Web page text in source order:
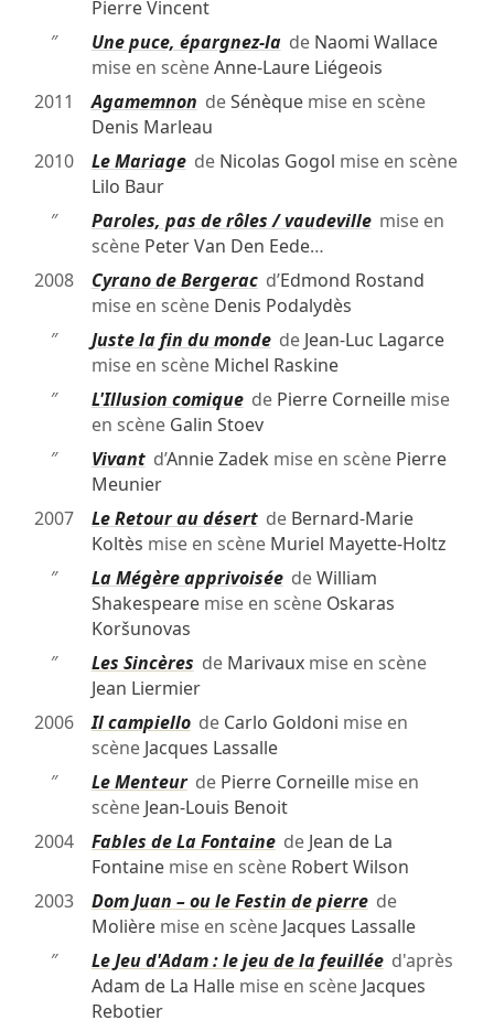
Pierre Vincent
″
Une puce, épargnez-lade Naomi Wallace
mise en scèneAnne-Laure Liégeois
2011
Agamemnon deSénèquemise en scène
Denis Marleau
2010
Le Mariagede Nicolas Gogol mise en scène
Lilo Baur
″
Paroles, pas de rôles / vaudevillemise en
scène Peter Van Den Eede…
2008
Cyrano de Bergeracd’Edmond Rostand
mise en scène Denis Podalydès
″
Juste la fin du mondede Jean-Luc Lagarce
mise en scène Michel Raskine
″
L'Illusion comiquede Pierre Corneillemise
en scène Galin Stoev
″
Vivantd’Annie Zadek mise en scène Pierre
Meunier
2007
Le Retour au désertde Bernard-Marie
Koltès mise en scène Muriel Mayette-Holtz
″
La Mégère apprivoiséedeWilliam
Shakespearemise en scène Oskaras
Koršunovas
″
Les Sincères de Marivauxmise en scène
Jean Liermier
2006
Il campiellode Carlo Goldoni mise en
scène Jacques Lassalle
″
Le Menteurde Pierre Corneillemise en
scène Jean-Louis Benoit
2004
Fables de La Fontainede Jean de La
Fontainemise en scène Robert Wilson
2003
Dom Juan – ou le Festin de pierrede
Molièremise en scène Jacques Lassalle
″
Le Jeu d'Adam : le jeu de la feuilléed'après
Adam de La Hallemise en scène Jacques
Rebotier